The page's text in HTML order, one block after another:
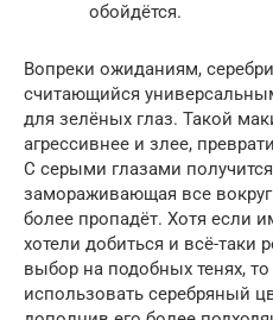
обойдётся.
Вопреки ожиданиям,
считающийся
для зелёных глаз. Такой
агрессивнее и злее,
С серыми глазами
замораживающая все
более пропадёт. Хотя если
хотели добиться и всё-таки
выбор на подобных тенях,
использовать серебряный